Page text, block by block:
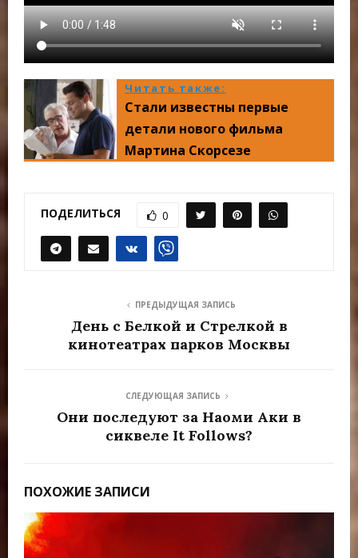
Читать также:
Стали известны первые
детали нового фильма
Мартина Скорсезе
ПОДЕЛИТЬСЯ 0
ПРЕДЫДУЩАЯ ЗАПИСЬ
День с Белкой и Стрелкой в
кинотеатрах парков Москвы
СЛЕДУЮЩАЯ ЗАПИСЬ
Они последуют за Наоми Аки в
сиквеле It Follows?
ПОХОЖИЕ ЗАПИСИ